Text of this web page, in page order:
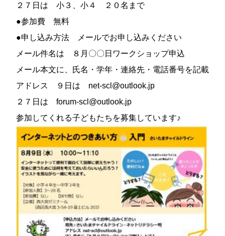
２７日は 小３、小４ ２０名まで
●参加費 無料
●申し込み方法 メールでお申し込みください
メール件名は ８月〇〇日ワークショップ申込
メール本文に、氏名・学年・連絡先・電話番号を記載
アドレス ９日は net-scl@outlook.jp
２７日は forum-scl@outlook.jp
参加してくれる子どもたちを募集しています♪